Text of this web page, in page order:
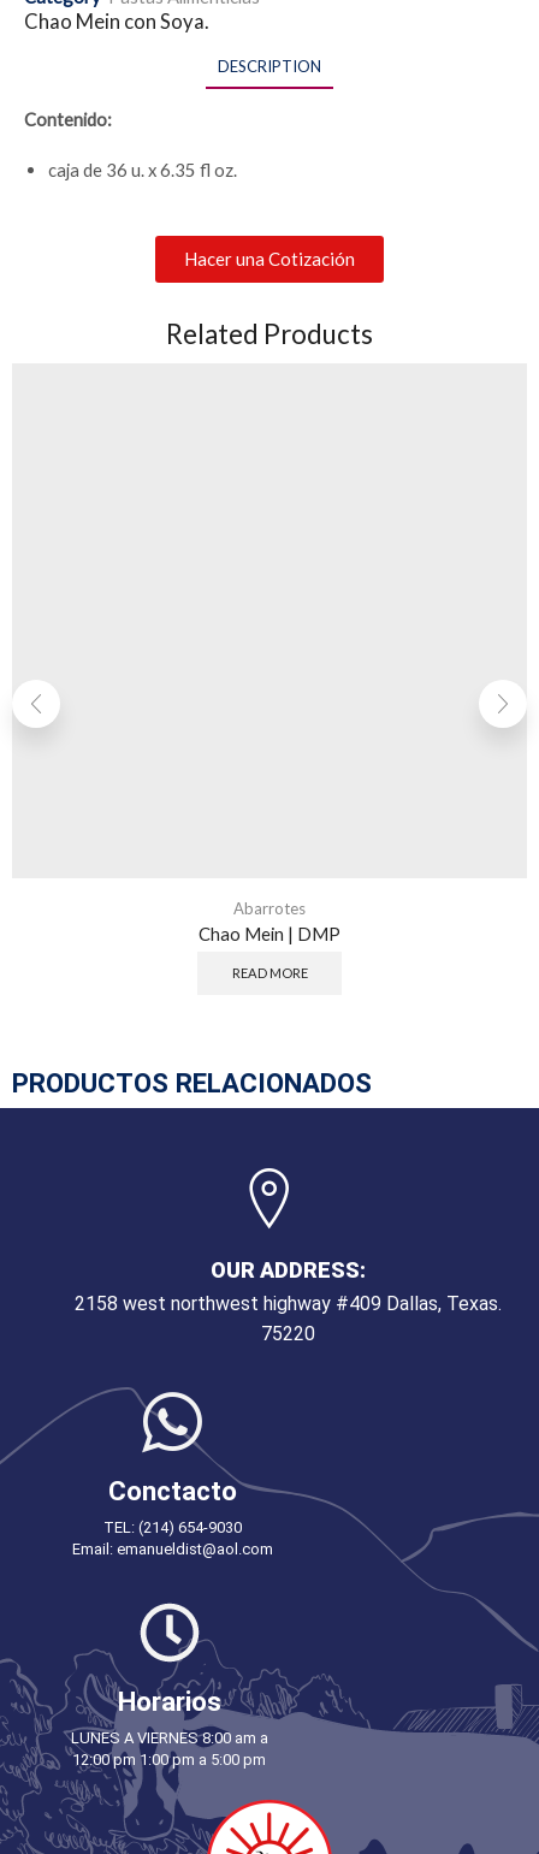
Chao Mein con Soya.
DESCRIPTION
Contenido:
caja de 36 u. x 6.35 fl oz.
Hacer una Cotización
Related Products
Abarrotes
Chao Mein | DMP
READ MORE
PRODUCTOS RELACIONADOS
OUR ADDRESS:
2158 west northwest highway #409 Dallas, Texas.
75220
Conctacto
TEL: (214) 654-9030
Email: emanueldist@aol.com
Horarios
LUNES A VIERNES 8:00 am a
12:00 pm 1:00 pm a 5:00 pm